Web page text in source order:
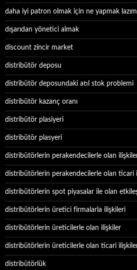
daha iyi patron olmak için ne yapmak lazım
dışarıdan yönetici almak
discount zincir market
distribütör deposu
distribütör deposundaki atıl stok problemi
distribütör kazanç oranı
distribütör plasiyeri
distribütör plasyeri
distribütörlerin perakendecilerle olan
distribütörlerin perakendecilerle olan ticari
distribütörlerin spot piyasalar ile olan
distribütörlerin üretici firmalarla ilişkileri
distribütörlerin üreticilerle olan ilişkiler
distribütörlerin üreticilerle olan ticari
distribütörlük